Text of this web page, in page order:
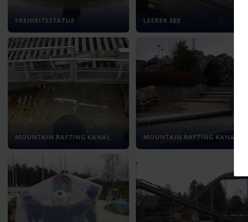
FREIHEITSSTATUE LEERER SEE
MOUNTAIN RAFTING KANAL MOUNTAIN RAFTING KANAL